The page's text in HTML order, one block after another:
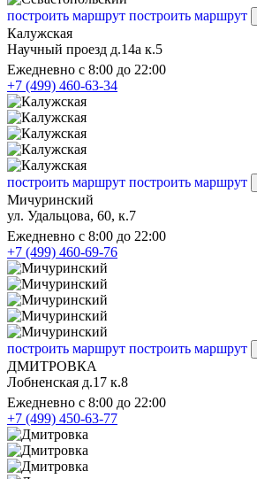
построить маршрут построить маршрут
Калужская
Научный проезд д.14а к.5
Ежедневно с 8:00 до 22:00
+7 (499) 460-63-34
построить маршрут построить маршрут
Мичуринский
ул. Удальцова, 60, к.7
Ежедневно с 8:00 до 22:00
+7 (499) 460-69-76
построить маршрут построить маршрут
ДМИТРОВКА
Лобненская д.17 к.8
Ежедневно с 8:00 до 22:00
+7 (499) 450-63-77